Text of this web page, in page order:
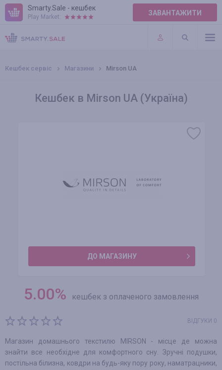
Smarty.Sale - кешбек
Play Market: ЗАВАНТАЖИТИ
ПРАВИЛА
ПЛАГІНИ
Кешбек сервіс Магазини Mirson UA
Кешбек в Mirson UA (Україна)
ДО МАГАЗИНУ
5.00% кешбек з оплаченого замовлення
ВІДГУКИ 0
Магазин домашнього текстилю MIRSON - місце де можна
знайти все необхідне для комфортного сну. Зручні подушки,
постільна білизна, ковдри на будь-яку пору року, наматрацники,